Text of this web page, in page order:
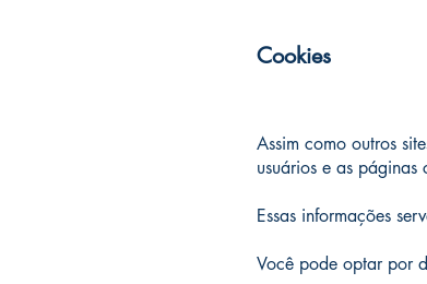
Cookies
Assim como outros
usuários e as páginas
Essas informações
Você pode optar por